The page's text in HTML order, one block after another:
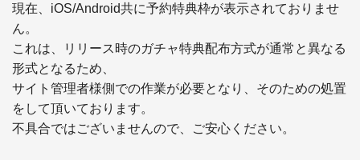
現在、iOS/Android共に予約特典枠が表示されておりませ
ん。
これは、リリース時のガチャ特典配布方式が通常と異なる
形式となるため、
サイト管理者様側での作業が必要となり、そのための処置
をして頂いております。
不具合ではございませんので、ご安心ください。